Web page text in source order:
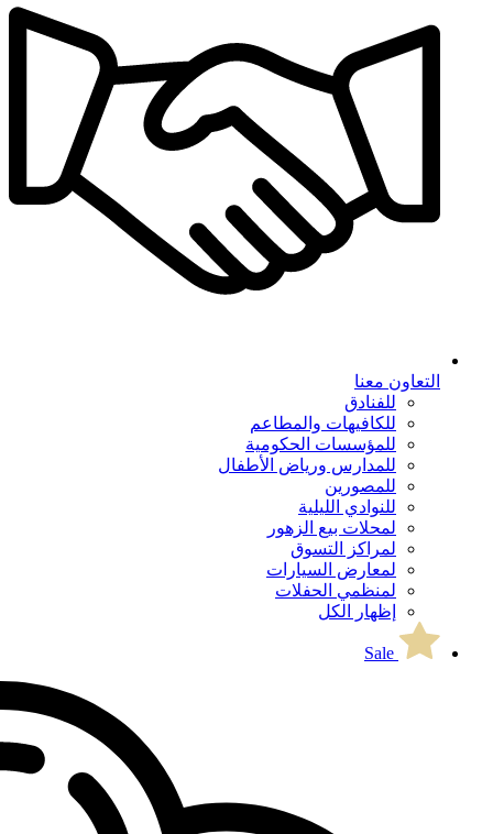
التعاون معنا
للفنادق
للكافيهات والمطاعم
للمؤسسات الحكومية
للمدارس ورياض الأطفال
للمصورين
للنوادي الليلية
لمحلات بيع الزهور
لمراكز التسوق
لمعارض السيارات
لمنظمي الحفلات
إظهار الكل